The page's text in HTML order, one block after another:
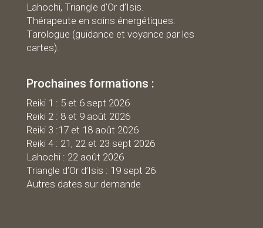
Lahochi, Triangle d’Or d’Isis.
Thérapeute en soins énergétiques.
Tarologue (guidance et voyance par les
cartes).
Prochaines formations :
Reiki 1 : 5 et 6 sept 2026
Reiki 2 : 8 et 9 août 2026
Reiki 3 :17 et 18 août 2026
Reiki 4 : 21, 22 et 23 sept 2026
Lahochi : 22 août 2026
Triangle d’Or d’Isis : 19 sept 26
Autres dates sur demande